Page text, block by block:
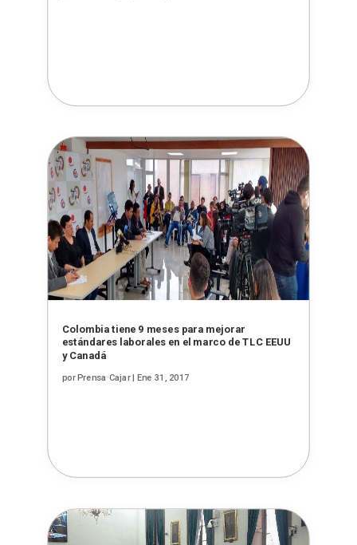
Colombia tiene 9 meses para mejorar
estándares laborales en el marco de TLC EEUU
y Canadá
por Prensa Cajar| Ene 31, 2017